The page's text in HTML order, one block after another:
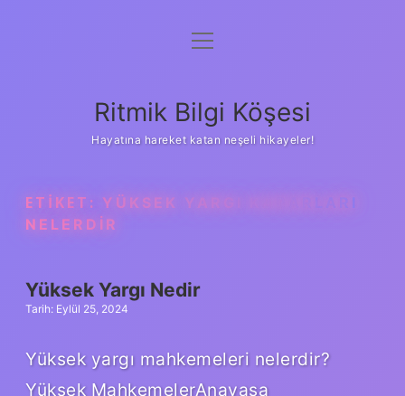
Anasayfa
Yasal Uyarı
menüyü
Ritmik Bilgi Köşesi
Hayatına hareket katan neşeli hikayeler!
ETIKET: YÜKSEK YARGI KARARLARI
NELERDIR
Yüksek Yargı Nedir
Tarih: Eylül 25, 2024
Yüksek yargı mahkemeleri nelerdir?
Yüksek MahkemelerAnayasa